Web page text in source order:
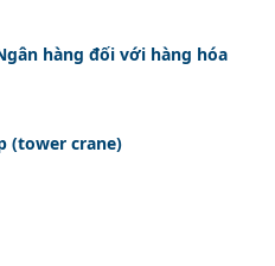
hàng đối với hàng hóa
(tower crane)